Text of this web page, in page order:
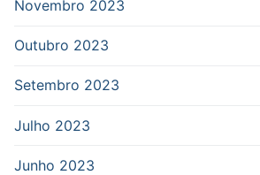
Novembro 2023
Outubro 2023
Setembro 2023
Julho 2023
Junho 2023